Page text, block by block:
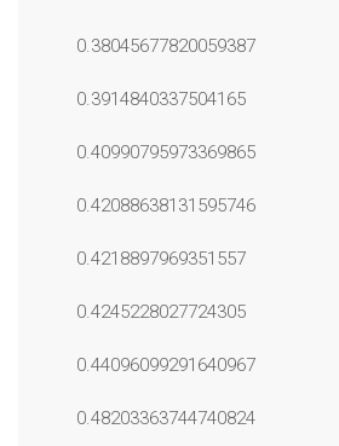
0.38045677820059387
0.3914840337504165
0.40990795973369865
0.42088638131595746
0.4218897969351557
0.4245228027724305
0.44096099291640967
0.48203363744740824